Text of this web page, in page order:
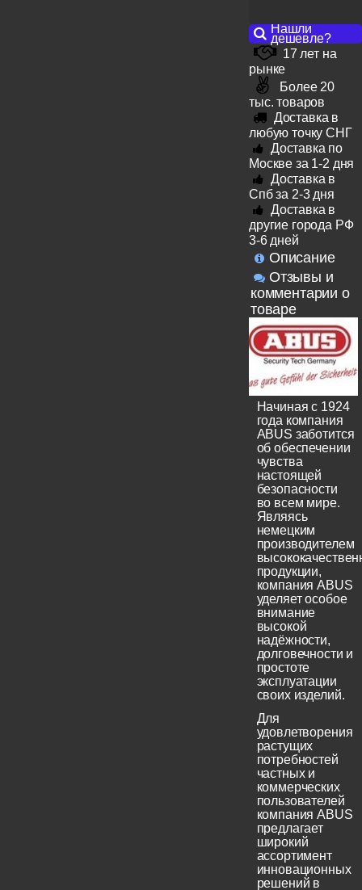
Нашли
дешевле?
17 лет на
рынке
Более 20
тыс. товаров
Доставка в
любую точку СНГ
Доставка по
Москве за 1-2 дня
Доставка в
Спб за 2-3 дня
Доставка в
другие города РФ
3-6 дней
Описание
Отзывы и
комментарии о
товаре
Начиная с 1924
года компания
ABUS заботится
об обеспечении
чувства
настоящей
безопасности
во всем мире.
Являясь
немецким
производителем
продукции,
компания ABUS
уделяет особое
внимание
высокой
надёжности,
долговечности и
простоте
эксплуатации
своих изделий.
Для
удовлетворения
растущих
потребностей
частных и
коммерческих
пользователей
компания ABUS
предлагает
широкий
ассортимент
инновационных
решений в